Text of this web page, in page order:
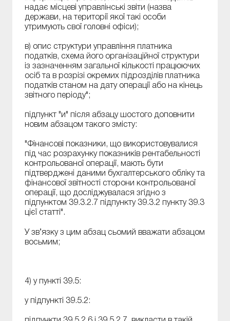
надає місцеві управлінські звіти (назва
держави, на території якої такі особи
утримують свої головні офіси);
в) опис структури управління платника
податків, схема його організаційної структури
із зазначенням загальної кількості працюючих
осіб та в розрізі окремих підрозділів платника
податків станом на дату операції або на кінець
звітного періоду";
підпункт "и" після абзацу шостого доповнити
новим абзацом такого змісту:
"Фінансові показники, що використовувалися
під час розрахунку показників рентабельності
контрольованої операції, мають бути
підтверджені даними бухгалтерського обліку та
фінансової звітності сторони контрольованої
операції, що досліджувалася згідно з
підпунктом 39.3.2.7 підпункту 39.3.2 пункту 39.3
цієї статті".
У зв’язку з цим абзац сьомий вважати абзацом
восьмим;
4) у пункті 39.5:
у підпункті 39.5.2: